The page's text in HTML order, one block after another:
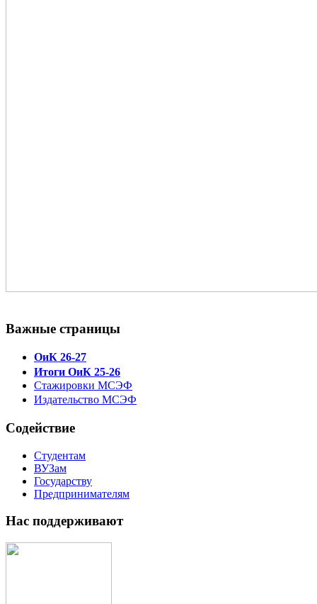
Важные страницы
ОиК 26-27
Итоги ОиК 25-26
Стажировки МСЭФ
Издательство МСЭФ
Содействие
Студентам
ВУЗам
Государству
Предпринимателям
Нас поддерживают